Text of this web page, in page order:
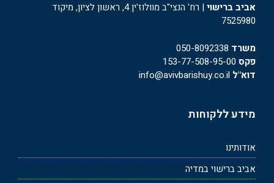
אביב ברישוי
| רח' הנצי"ב מוולוז'ין 4, ראשון לציון, מיקוד
7525980
משרד 050-8092338
פקס
דוא"ל
מידע ללקוחות
אודותינו
אביב ברישוי במדיה